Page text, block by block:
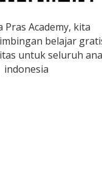
Pras Academy, kita
belajar
untuk seluruh
indonesia